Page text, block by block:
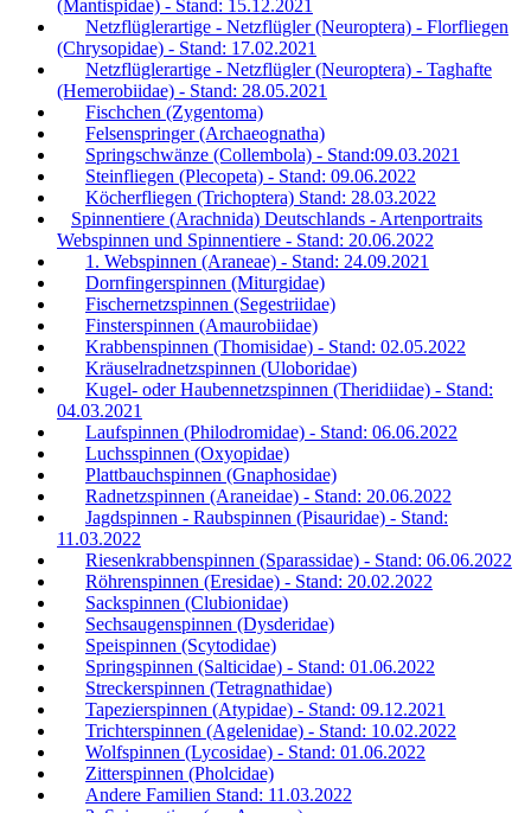
(Mantispidae) - Stand: 15.12.2021
Netzflüglerartige - Netzflügler (Neuroptera) - Florfliegen
(Chrysopidae) - Stand: 17.02.2021
Netzflüglerartige - Netzflügler (Neuroptera) - Taghafte
(Hemerobiidae) - Stand: 28.05.2021
Fischchen (Zygentoma)
Felsenspringer (Archaeognatha)
Springschwänze (Collembola) - Stand:09.03.2021
Steinfliegen (Plecopeta) - Stand: 09.06.2022
Köcherfliegen (Trichoptera) Stand: 28.03.2022
Spinnentiere (Arachnida) Deutschlands - Artenportraits
Webspinnen und Spinnentiere - Stand: 20.06.2022
1. Webspinnen (Araneae) - Stand: 24.09.2021
Dornfingerspinnen (Miturgidae)
Fischernetzspinnen (Segestriidae)
Finsterspinnen (Amaurobiidae)
Krabbenspinnen (Thomisidae) - Stand: 02.05.2022
Kräuselradnetzspinnen (Uloboridae)
Kugel- oder Haubennetzspinnen (Theridiidae) - Stand:
04.03.2021
Laufspinnen (Philodromidae) - Stand: 06.06.2022
Luchsspinnen (Oxyopidae)
Plattbauchspinnen (Gnaphosidae)
Radnetzspinnen (Araneidae) - Stand: 20.06.2022
Jagdspinnen - Raubspinnen (Pisauridae) - Stand:
11.03.2022
Riesenkrabbenspinnen (Sparassidae) - Stand: 06.06.2022
Röhrenspinnen (Eresidae) - Stand: 20.02.2022
Sackspinnen (Clubionidae)
Sechsaugenspinnen (Dysderidae)
Speispinnen (Scytodidae)
Springspinnen (Salticidae) - Stand: 01.06.2022
Streckerspinnen (Tetragnathidae)
Tapezierspinnen (Atypidae) - Stand: 09.12.2021
Trichterspinnen (Agelenidae) - Stand: 10.02.2022
Wolfspinnen (Lycosidae) - Stand: 01.06.2022
Zitterspinnen (Pholcidae)
Andere Familien Stand: 11.03.2022